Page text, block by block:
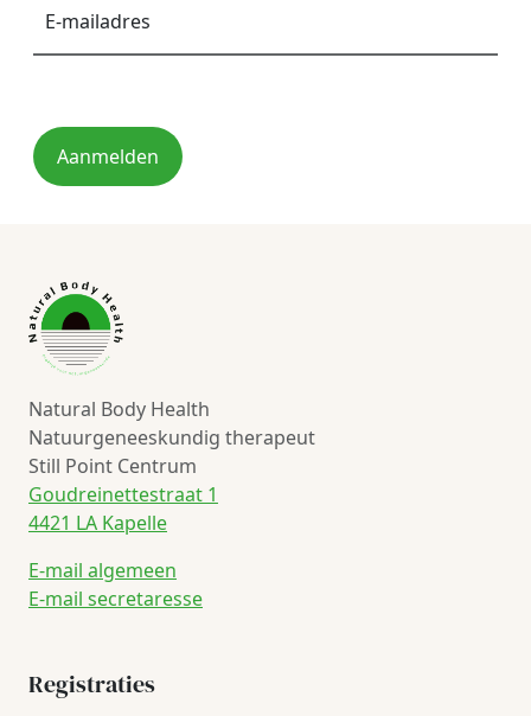
Aanmelden
Natural Body Health
Natuurgeneeskundig therapeut
Still Point Centrum
Goudreinettestraat 1
4421 LA Kapelle
E-mail algemeen
E-mail secretaresse
Registraties